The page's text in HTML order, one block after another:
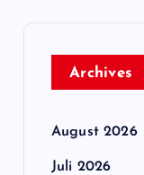
Archives
August 2026
Juli 2026